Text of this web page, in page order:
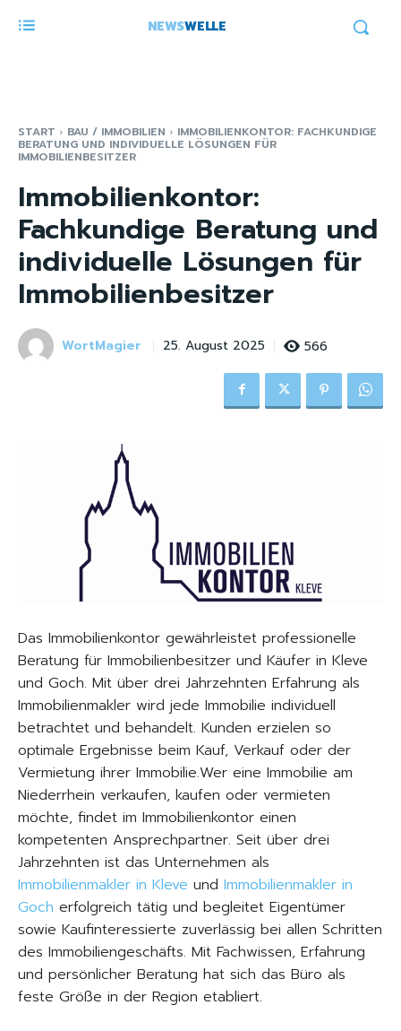
NEWSWELLE
START BAU / IMMOBILIEN IMMOBILIENKONTOR: FACHKUNDIGE
BERATUNG UND INDIVIDUELLE LÖSUNGEN FÜR
IMMOBILIENBESITZER
Immobilienkontor:
Fachkundige Beratung und
individuelle Lösungen für
Immobilienbesitzer
WortMagier 25. August 2025 566
Das Immobilienkontor gewährleistet professionelle
Beratung für Immobilienbesitzer und Käufer in Kleve
und Goch. Mit über drei Jahrzehnten Erfahrung als
Immobilienmakler wird jede Immobilie individuell
betrachtet und behandelt. Kunden erzielen so
optimale Ergebnisse beim Kauf, Verkauf oder der
Vermietung ihrer Immobilie.Wer eine Immobilie am
Niederrhein verkaufen, kaufen oder vermieten
möchte, findet im Immobilienkontor einen
kompetenten Ansprechpartner. Seit über drei
Jahrzehnten ist das Unternehmen als
Immobilienmakler in Kleve und Immobilienmakler in
Goch erfolgreich tätig und begleitet Eigentümer
sowie Kaufinteressierte zuverlässig bei allen Schritten
des Immobiliengeschäfts. Mit Fachwissen, Erfahrung
und persönlicher Beratung hat sich das Büro als
feste Größe in der Region etabliert.